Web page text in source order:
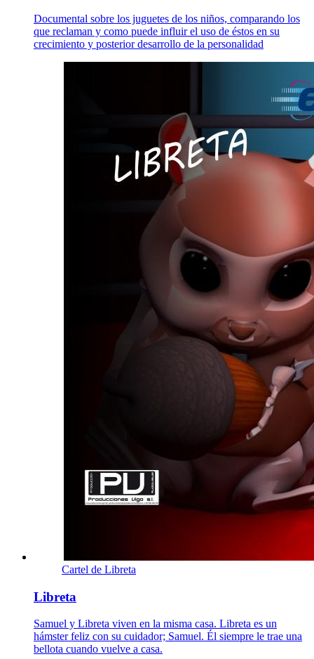
Documental sobre los juguetes de los niños, comparando los
que reclaman y como puede influir el uso de éstos en su
crecimiento y posterior desarrollo de la personalidad
Cartel de Libreta
Libreta
Samuel y Libreta viven en la misma casa. Libreta es un
hámster feliz con su cuidador; Samuel. Él siempre le trae una
bellota cuando vuelve a casa.